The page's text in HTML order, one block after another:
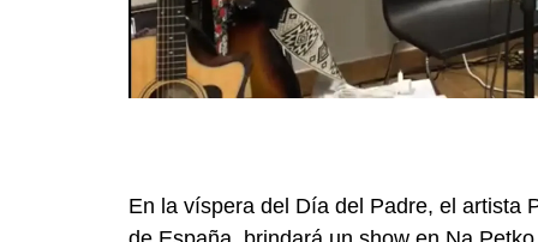
En la víspera del Día del Padre, el artista